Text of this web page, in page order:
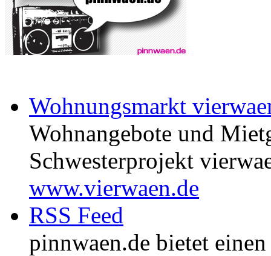
Wohnungsmarkt
Wohnangebote und
Schwesterprojekt
www.vierwaen.de
RSS Feed
pinnwaen.de bietet